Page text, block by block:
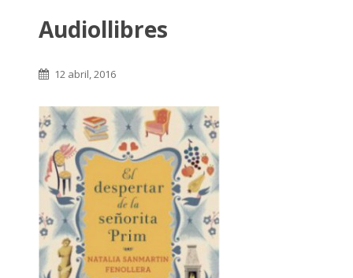
Audiollibres
12 abril, 2016